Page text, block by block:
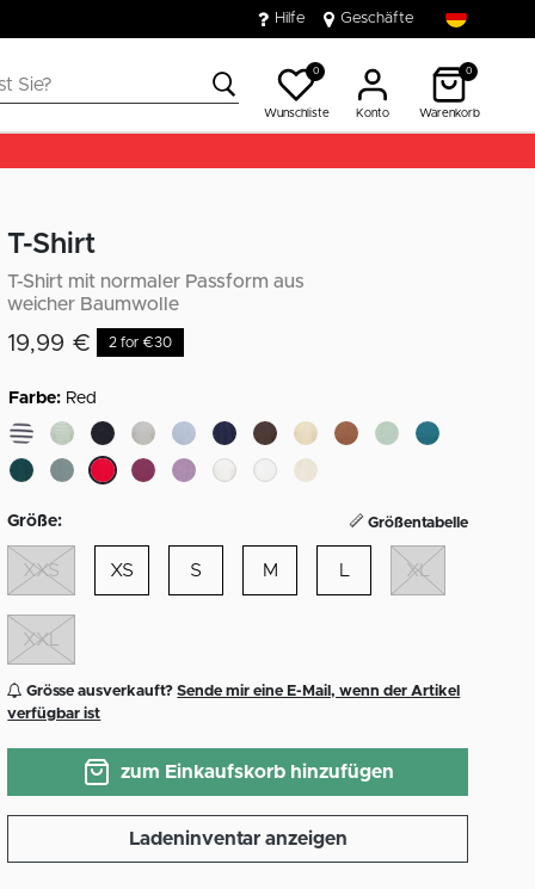
Hilfe Geschäfte
0
Wunschliste Konto
0
Warenkorb
T-Shirt
T-Shirt mit normaler Passform aus
weicher Baumwolle
19,99 € 2 for €30
Farbe: Red
Größe: Größentabelle
XXS XS S M XL
XXL
Grösse ausverkauft?Sende mir eine E-Mail, wenn der Artikel
verfügbar ist
zum Einkaufskorb hinzufügen
Ladeninventar anzeigen